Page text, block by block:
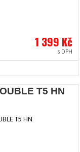
1 399 Kč
s DPH
T5 HN